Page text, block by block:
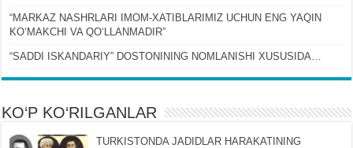
“MARKAZ NASHRLARI IMOM-XATIBLARIMIZ UCHUN ENG YAQIN
KOʻMAKCHI VA QOʻLLANMADIR”
“SADDI ISKANDARIY” DOSTONINING NOMLANISHI XUSUSIDA…
KO‘P KO‘RILGANLAR
TURKISTONDA JADIDLAR HARAKATINING